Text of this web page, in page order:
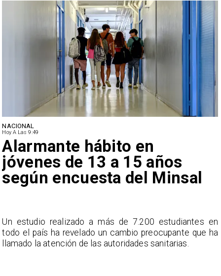
NACIONAL
Hoy A Las 9:49
Alarmante hábito en
jóvenes de 13 a 15 años
según encuesta del Minsal
Un estudio realizado a más de 7.200 estudiantes en
todo el país ha revelado un cambio preocupante que ha
llamado la atención de las autoridades sanitarias.